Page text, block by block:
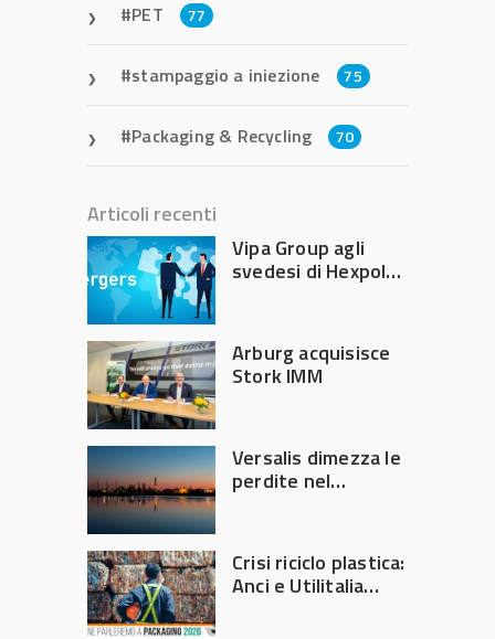
PET 77
stampaggio a iniezione 75
Packaging & Recycling 70
Articoli recenti
Vipa Group agli
svedesi di Hexpol
Arburg acquisisce
Stork IMM
Versalis dimezza le
perdite nel
Crisi riciclo plastica:
Anci e Utilitalia